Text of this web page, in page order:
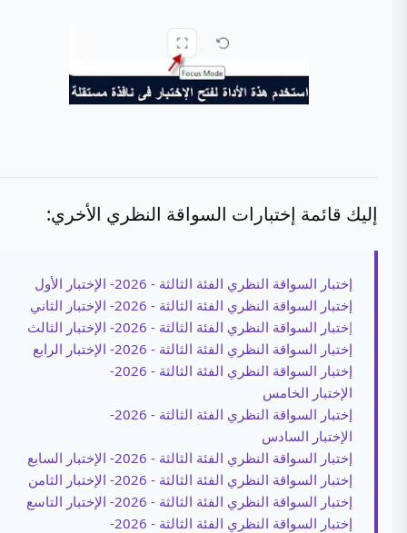
إليك قائمة إختبارات السواقة النظري الأخري:
إختبار السواقة النظري الفئة الثالثة - 2026- الإختبار الأول
إختبار السواقة النظري الفئة الثالثة - 2026- الإختبار الثاني
إختبار السواقة النظري الفئة الثالثة - 2026- الإختبار الثالث
إختبار السواقة النظري الفئة الثالثة - 2026- الإختبار الرابع
إختبار السواقة النظري الفئة الثالثة - 2026-
الإختبار الخامس
إختبار السواقة النظري الفئة الثالثة - 2026-
الإختبار السادس
إختبار السواقة النظري الفئة الثالثة - 2026- الإختبار السابع
إختبار السواقة النظري الفئة الثالثة - 2026- الإختبار الثامن
إختبار السواقة النظري الفئة الثالثة - 2026- الإختبار التاسع
إختبار السواقة النظري الفئة الثالثة - 2026-